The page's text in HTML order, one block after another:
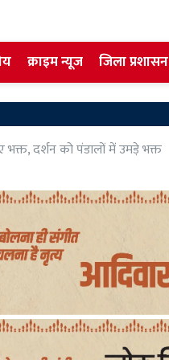
क्राइम न्यूज जिला प्रशासन
भक्त, दर्शन को पंडालों में उमड़े भक्त